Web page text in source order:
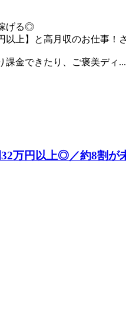
げる◎
以上】と高月収のお仕事
課金できたり、ご褒美ディ...
32万円以上◎／約8割